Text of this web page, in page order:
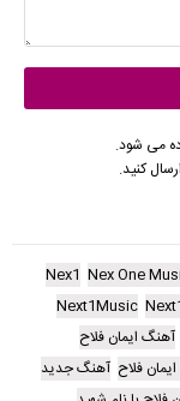
می شود.
کنید.
Nex One
Nex1
Next1Music
آهنگ ایمان فلاح
فلاح آهنگ جدید